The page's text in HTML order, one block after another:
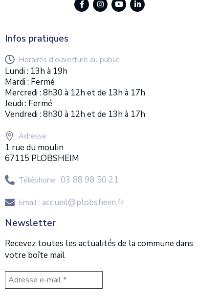
Infos pratiques
Horaires d'ouverture au public :
Lundi : 13h à 19h
Mardi : Fermé
Mercredi : 8h30 à 12h et de 13h à 17h
Jeudi : Fermé
Vendredi : 8h30 à 12h et de 13h à 17h
Adresse :
1 rue du moulin
67115 PLOBSHEIM
Téléphone : 03 88 98 50 21
Email : accueil@plobsheim.fr
Newsletter
Recevez toutes les actualités de la commune dans
votre boîte mail